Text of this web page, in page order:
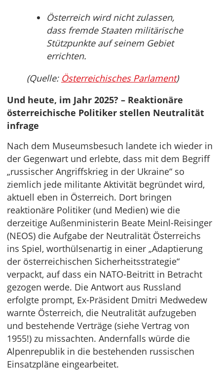
Österreich wird nicht zulassen,
dass fremde Staaten militärische
Stützpunkte auf seinem Gebiet
errichten.
(Quelle: Österreichisches Parlament)
Und heute, im Jahr 2025? – Reaktionäre
österreichische Politiker stellen Neutralität
infrage
Nach dem Museumsbesuch landete ich wieder in
der Gegenwart und erlebte, dass mit dem Begriff
„russischer Angriffskrieg in der Ukraine“ so
ziemlich jede militante Aktivität begründet wird,
aktuell eben in Österreich. Dort bringen
reaktionäre Politiker (und Medien) wie die
derzeitige Außenministerin Beate Meinl-Reisinger
(NEOS) die Aufgabe der Neutralität Österreichs
ins Spiel, worthülsenartig in einer „Adaptierung
der österreichischen Sicherheitsstrategie“
verpackt, auf dass ein NATO-Beitritt in Betracht
gezogen werde. Die Antwort aus Russland
erfolgte prompt, Ex-Präsident Dmitri Medwedew
warnte Österreich, die Neutralität aufzugeben
und bestehende Verträge (siehe Vertrag von
1955!) zu missachten. Andernfalls würde die
Alpenrepublik in die bestehenden russischen
Einsatzpläne eingearbeitet.